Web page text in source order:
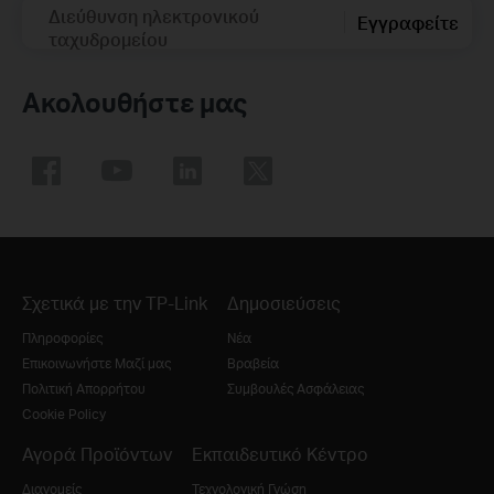
Διεύθυνση ηλεκτρονικού
ταχυδρομείου
Εγγραφείτε
Ακολουθήστε μας
Σχετικά με την TP-Link
Πληροφορίες
Επικοινωνήστε Μαζί μας
Πολιτική Απορρήτου
Cookie Policy
Δημοσιεύσεις
Νέα
Βραβεία
Συμβουλές Ασφάλειας
Αγορά Προϊόντων
Διανομείς
Εκπαιδευτικό Κέντρο
Τεχνολογική Γνώση